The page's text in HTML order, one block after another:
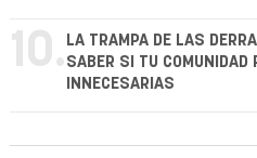
10. LA TRAMPA DE LAS
SABER SI TU COMUNIDAD
INNECESARIAS